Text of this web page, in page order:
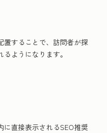
置することで、訪問者が探
ようになります。
に直接表示されるSEO推奨